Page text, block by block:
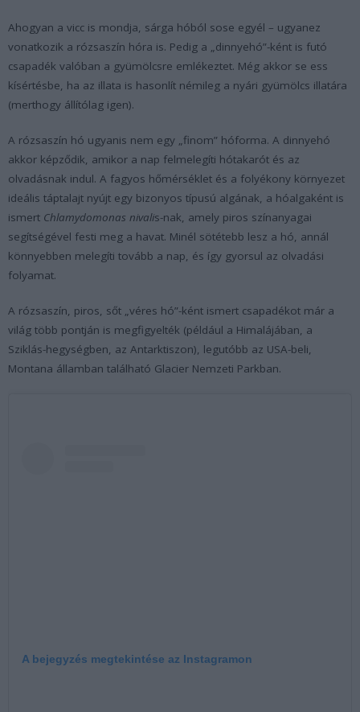
Ahogyan a vicc is mondja, sárga hóból sose egyél – ugyanez
vonatkozik a rózsaszín hóra is. Pedig a „dinnyehó”-ként is futó
csapadék valóban a gyümölcsre emlékeztet. Még akkor se ess
kísértésbe, ha az illata is hasonlít némileg a nyári gyümölcs illatára
(merthogy állítólag igen).
A rózsaszín hó ugyanis nem egy „finom” hóforma. A dinnyehó
akkor képződik, amikor a nap felmelegíti hótakarót és az
olvadásnak indul. A fagyos hőmérséklet és a folyékony környezet
ideális táptalajt nyújt egy bizonyos típusú algának, a hóalgaként is
ismert Chlamydomonas nivalis-nak, amely piros színanyagai
segítségével festi meg a havat. Minél sötétebb lesz a hó, annál
könnyebben melegíti tovább a nap, és így gyorsul az olvadási
folyamat.
A rózsaszín, piros, sőt „véres hó”-ként ismert csapadékot már a
világ több pontján is megfigyelték (például a Himalájában, a
Sziklás-hegységben, az Antarktiszon), legutóbb az USA-beli,
Montana államban található Glacier Nemzeti Parkban.
A bejegyzés megtekintése az Instagramon